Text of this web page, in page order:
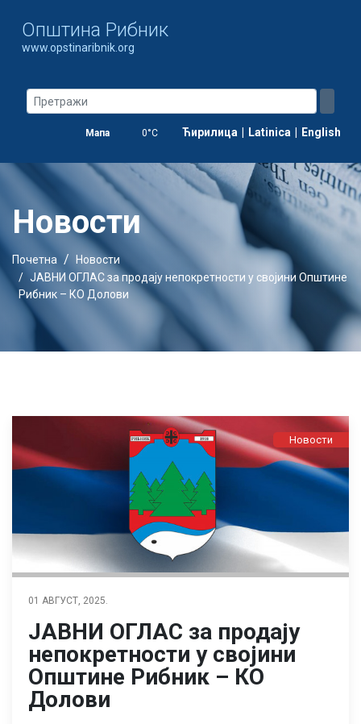
Oпштина Рибник
www.opstinaribnik.org
Мапа 0°C Ћирилица | Latinica | English
Новости
Почетна
Новости
ЈАВНИ ОГЛАС за продају непокретности у својини Општине
Рибник – КО Долови
Новости
01 АВГУСТ, 2025.
ЈАВНИ ОГЛАС за продају
непокретности у својини
Општине Рибник – КО
Долови